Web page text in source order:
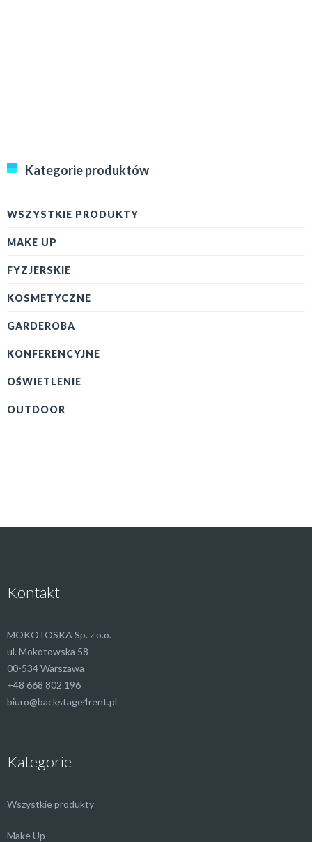
Kategorie produktów
WSZYSTKIE PRODUKTY
MAKE UP
FYZJERSKIE
KOSMETYCZNE
GARDEROBA
KONFERENCYJNE
OŚWIETLENIE
OUTDOOR
Kontakt
MOKOTOSKA Sp. z o.o.
ul. Mokotowska 58
00-534 Warszawa
+48 668 802 196
biuro@backstage4rent.pl
Kategorie
Wszystkie produkty
Make Up